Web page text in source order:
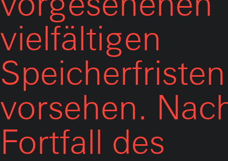
vielfältigen
Speicherfristen
vorsehen.
Fortfall des